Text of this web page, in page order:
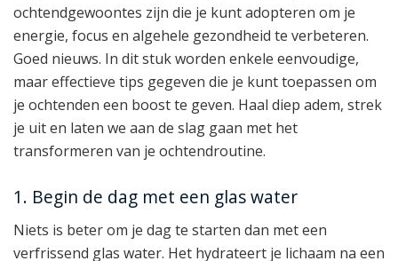
ochtendgewoontes zijn die je kunt adopteren om je
energie, focus en algehele gezondheid te verbeteren.
Goed nieuws. In dit stuk worden enkele eenvoudige,
maar effectieve tips gegeven die je kunt toepassen om
je ochtenden een boost te geven. Haal diep adem, strek
je uit en laten we aan de slag gaan met het
transformeren van je ochtendroutine.
1. Begin de dag met een glas water
Niets is beter om je dag te starten dan met een
verfrissend glas water. Het hydrateert je lichaam na een